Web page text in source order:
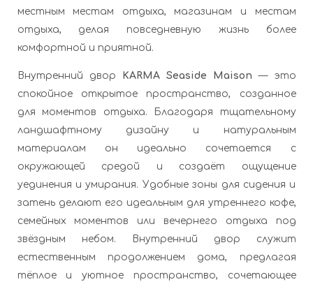
местным местам отдыха, магазинам и местам
отдыха, делая повседневную жизнь более
комфортной и приятной.
Внутренний двор KARMA Seaside Maison — это
спокойное открытое пространство, созданное
для моментов отдыха. Благодаря тщательному
ландшафтному дизайну и натуральным
материалам он идеально сочетается с
окружающей средой и создаёт ощущение
уединения и умирания. Удобные зоны для сидения и
затень делают его идеальным для утреннего кофе,
семейных моментов или вечернего отдыха под
звёздным небом. Внутренний двор служит
естественным продолжением дома, предлагая
тёплое и уютное пространство, сочетающее